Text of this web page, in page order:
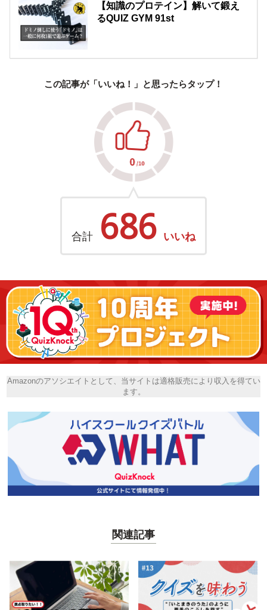
【知識のプロテイン】解いて鍛え
るQUIZ GYM 91st
この記事が「いいね！」と思ったらタップ！
合計 686 いいね
Amazonのアソシエイトとして、当サイトは適格販売により収入を得てい
ます。
関連記事